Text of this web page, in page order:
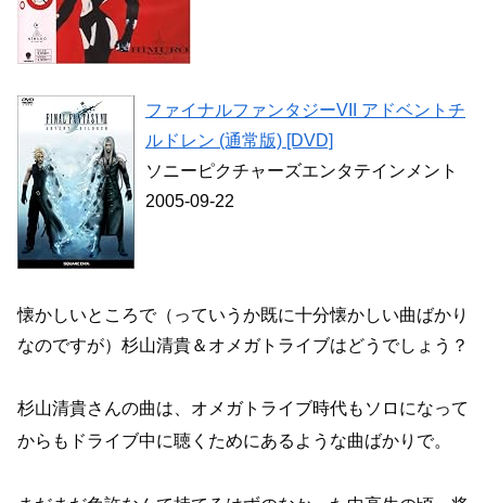
ファイナルファンタジーVII アドベントチ
ルドレン (通常版) [DVD]
ソニーピクチャーズエンタテインメント
2005-09-22
懐かしいところで（っていうか既に十分懐かしい曲ばかり
なのですが）杉山清貴＆オメガトライブはどうでしょう？
杉山清貴さんの曲は、オメガトライブ時代もソロになって
からもドライブ中に聴くためにあるような曲ばかりで。